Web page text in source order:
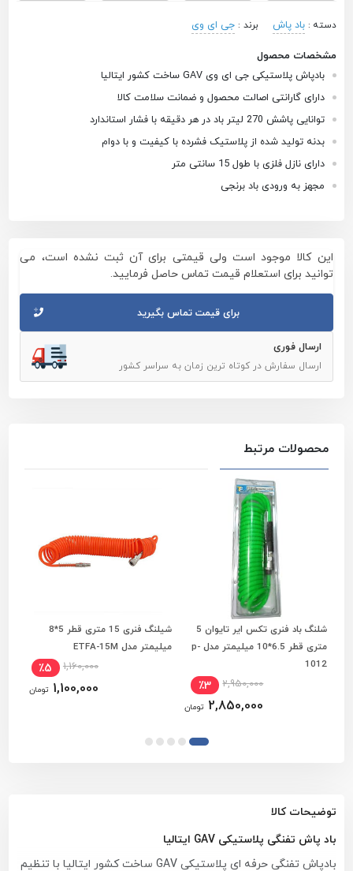
دسته :باد پاش برند :جی ای وی
مشخصات محصول
بادپاش پلاستیکی جی ای وی GAV ساخت کشور ایتالیا
دارای گارانتی اصالت محصول و ضمانت سلامت کالا
توانایی پاشش 270 لیتر باد در هر دقیقه با فشار استاندارد
بدنه تولید شده از پلاستیک فشرده با کیفیت و با دوام
دارای نازل فلزی با طول 15 سانتی متر
مجهز به ورودی باد برنجی
این کالا موجود است ولی قیمتی برای آن ثبت نشده است، می
توانید برای استعلام قیمت تماس حاصل فرمایید.
برای قیمت تماس بگیرید
ارسال فوری
ارسال سفارش در کوتاه ترین زمان به سراسر کشور
محصولات مرتبط
افزودن به سبد خرید
شلنگ باد فنری تکس ایر تایوان 5
متری قطر 6.5*10 میلیمتر مدل p-
1012
2,950,000 ٪3
2,850,000 تومان
افزودن به سبد خرید
شیلنگ فنری 15 متری قطر 5*8
میلیمتر مدل ETFA-15M
1,160,000 ٪5
1,100,000 تومان
توضیحات کالا
باد پاش تفنگی پلاستیکی GAV ایتالیا
بادپاش تفنگی حرفه ای پلاستیکی GAV ساخت کشور ایتالیا با تنظیم